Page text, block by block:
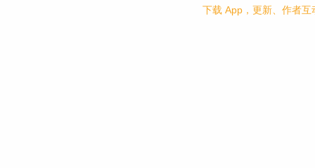
下载 App，更新、作者